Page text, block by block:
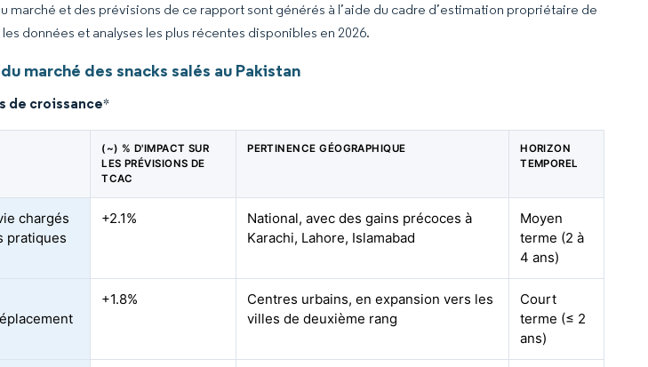
marché et des prévisions de ce rapport sont générés à l’aide du cadre d’estimation propriétaire de
données et analyses les plus récentes disponibles en 2026.
marché des snacks salés au Pakistan
de croissance*
(~) % D'IMPACT SUR
LES PRÉVISIONS DE
TCAC
PERTINENCE GÉOGRAPHIQUE
HORIZON
TEMPOREL
chargés
pratiques
+2.1%
National, avec des gains précoces à
Karachi, Lahore, Islamabad
Moyen
terme (2 à
4 ans)
+1.8%
Centres urbains, en expansion vers les
villes de deuxième rang
Court
terme (≤ 2
ans)